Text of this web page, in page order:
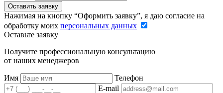
Оставить заявку
Нажимая на кнопку “Оформить заявку”, я даю согласие на
обработку моих персональных данных
Оставьте заявку
Получите профессиональную консультацию
от наших менеджеров
Имя
Телефон
E-mail